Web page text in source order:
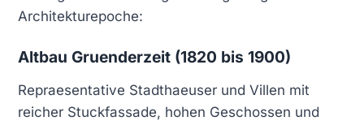
Architekturepoche:
Altbau Gruenderzeit (1820 bis 1900)
Repraesentative Stadthaeuser und Villen mit
reicher Stuckfassade, hohen Geschossen und